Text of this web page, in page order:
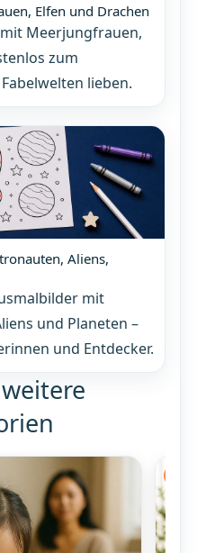
Elfen und Drachen
Meerjungfrauen,
zum
lieben.
Aliens,
mit
und Planeten –
und Entdecker.